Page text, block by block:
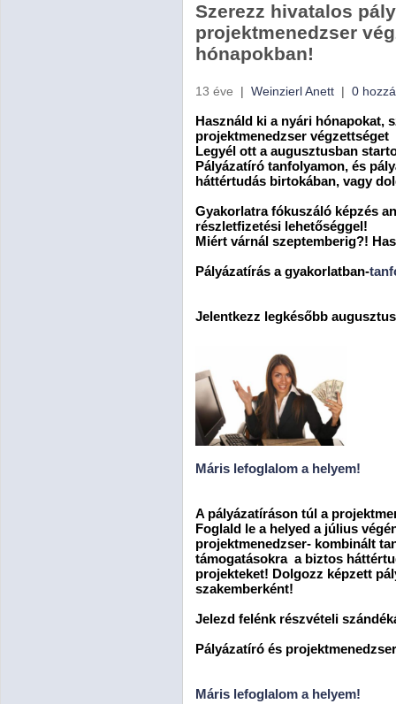
Szerezz hivatalos
projektmenedzser
hónapokban!
13 éve | Weinzierl Anett | 0
Használd ki a nyári hónapokat,
projektmenedzser
Legyél ott a augusztusban
Pályázatíró tanfolyamon, és
háttértudás birtokában, vagy
Gyakorlatra fókuszáló képzés
részletfizetési lehetőséggel!
Miért várnál szeptemberig?!
Pályázatírás a gyakorlatban-
Jelentkezz legkésőbb
Máris lefoglalom a helyem!
A pályázatíráson túl a
Foglald le a helyed a július
projektmenedzser- kombinált
támogatásokra a biztos
projekteket! Dolgozz képzett
szakemberként!
Jelezd felénk részvételi
Pályázatíró és
Máris lefoglalom a helyem!